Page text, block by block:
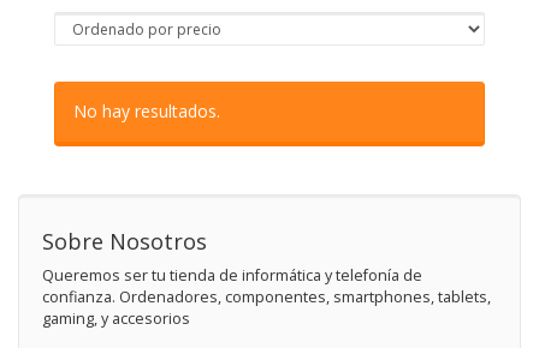
No hay resultados.
Sobre Nosotros
Queremos ser tu tienda de informática y telefonía de
confianza. Ordenadores, componentes, smartphones, tablets,
gaming, y accesorios